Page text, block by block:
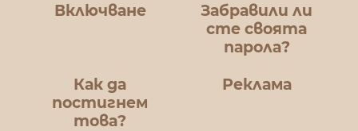
Включване
Забравили ли
сте своята
парола?
Как да
постигнем
това?
Реклама